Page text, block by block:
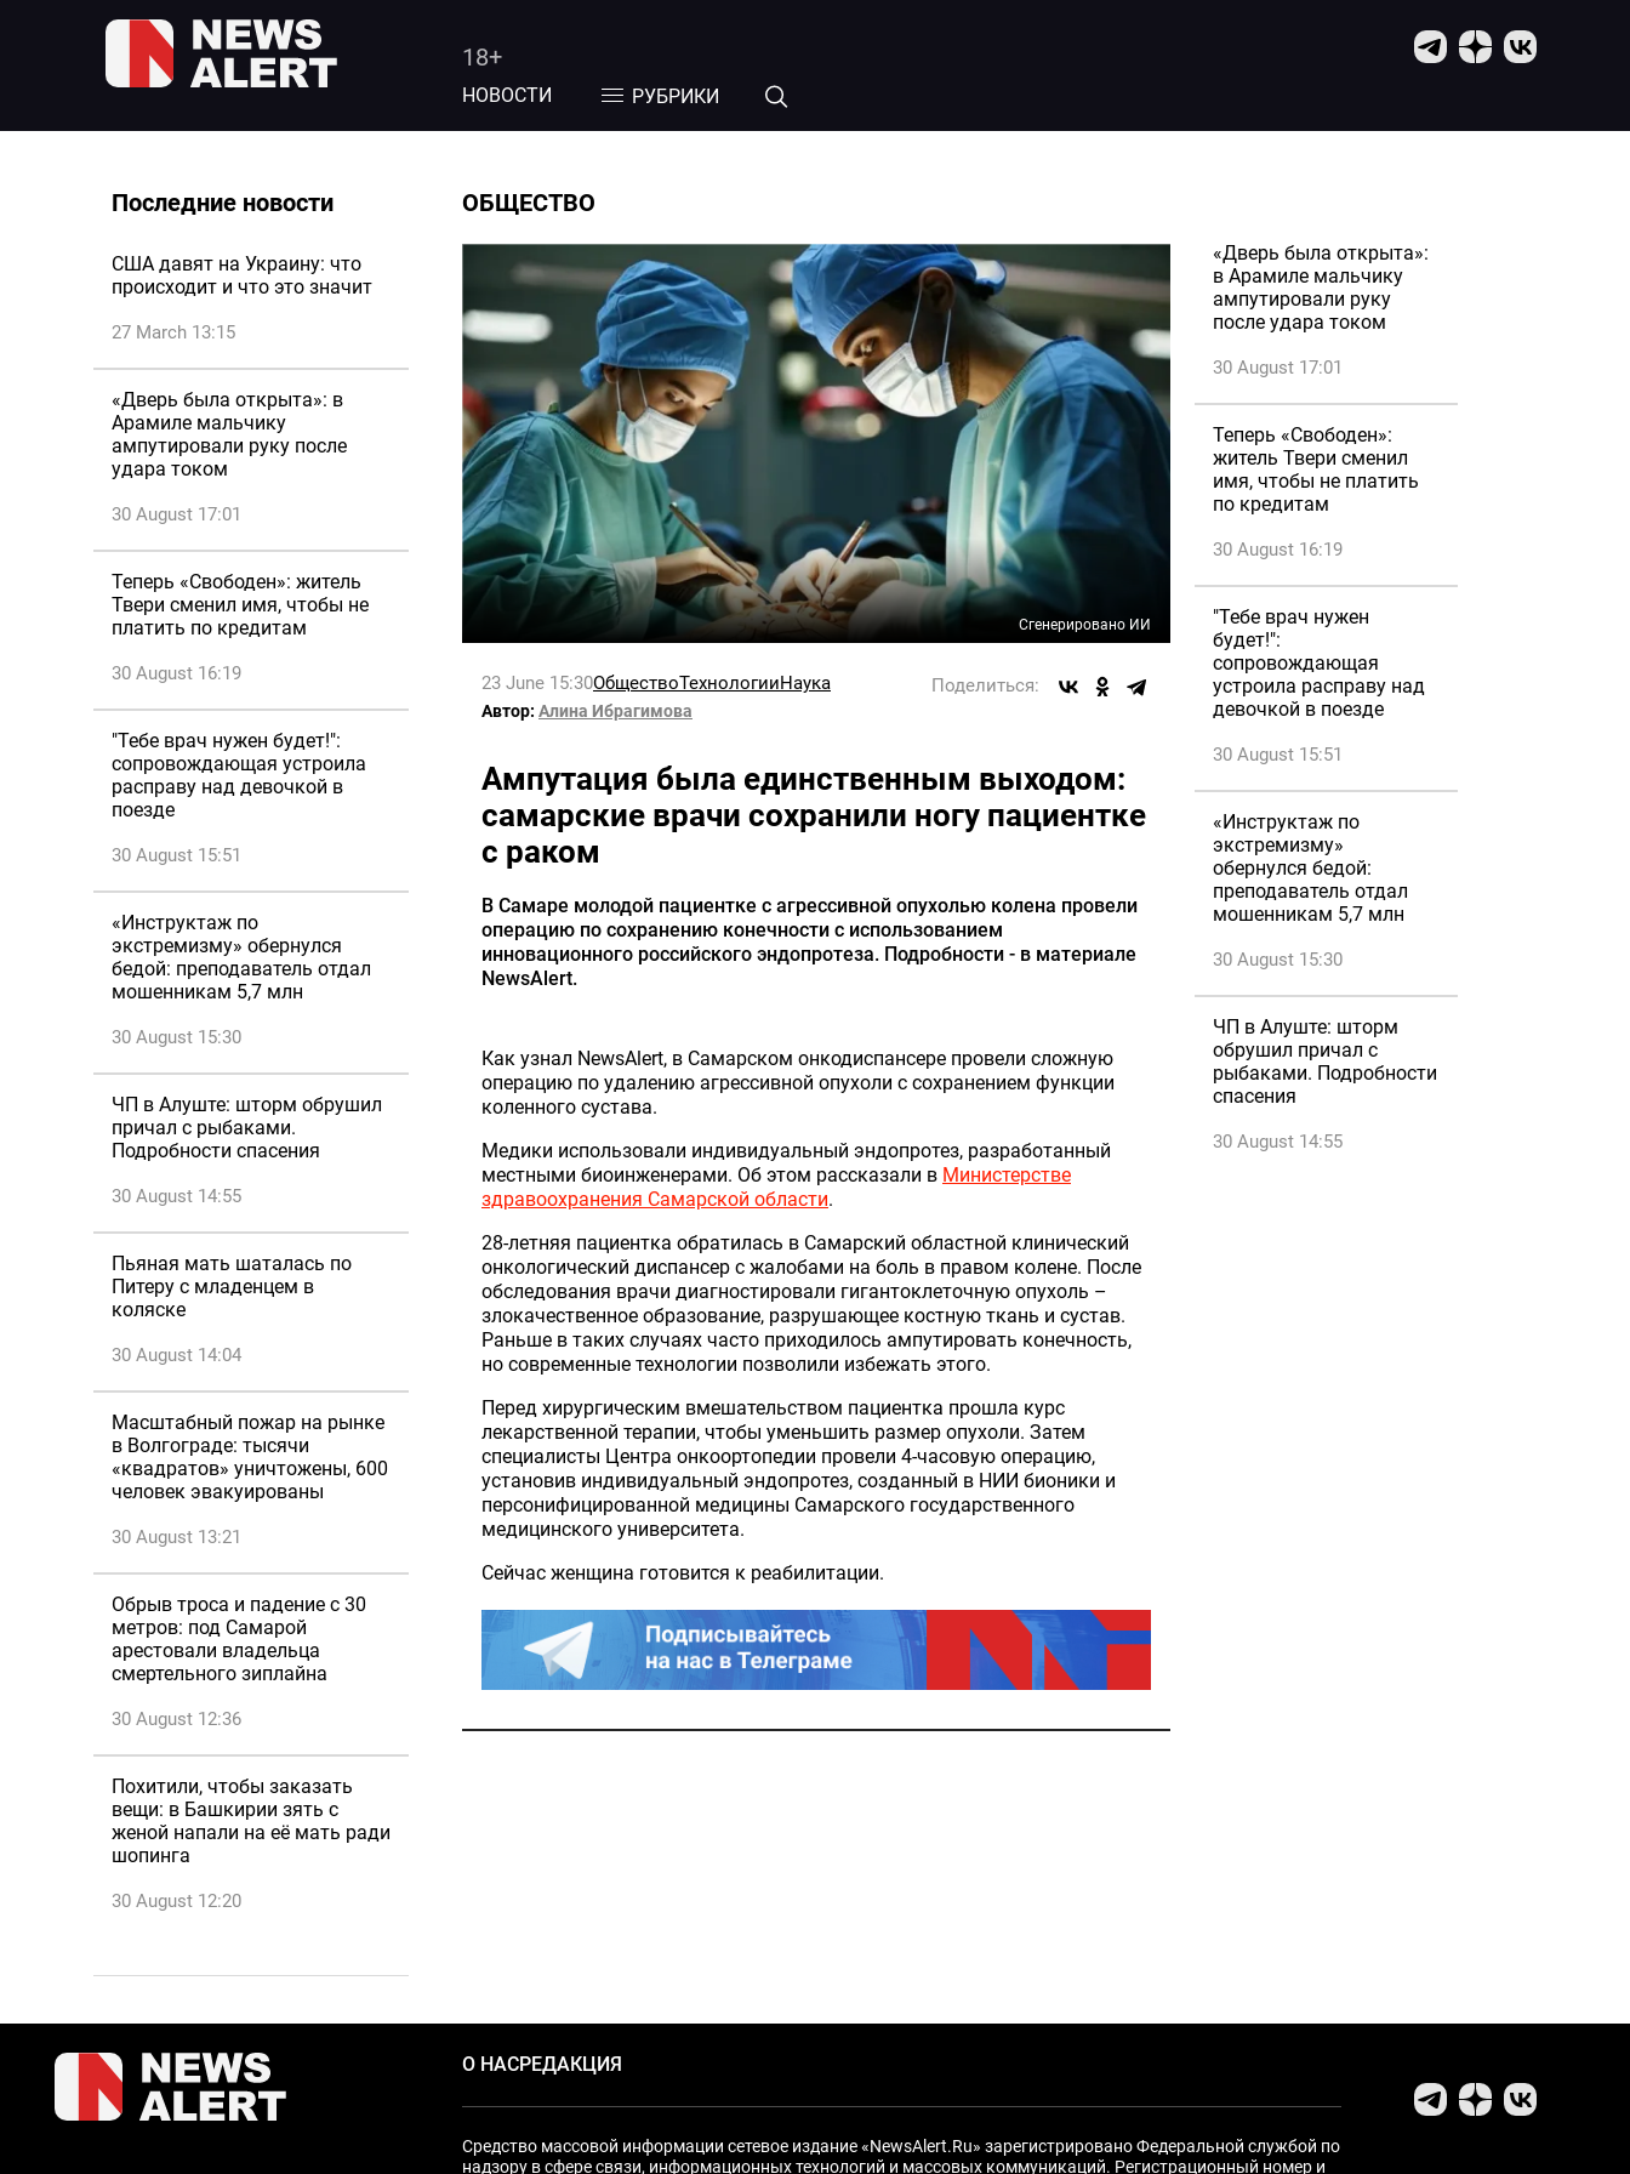
18+
НОВОСТИ РУБРИКИ
Последние новости
США давят на Украину: что
происходит и что это значит
27 March 13:15
«Дверь была открыта»: в
Арамиле мальчику
ампутировали руку после
удара током
30 August 17:01
Теперь «Свободен»: житель
Твери сменил имя, чтобы не
платить по кредитам
30 August 16:19
"Тебе врач нужен будет!":
сопровождающая устроила
расправу над девочкой в
поезде
30 August 15:51
«Инструктаж по
экстремизму» обернулся
бедой: преподаватель отдал
мошенникам 5,7 млн
30 August 15:30
ЧП в Алуште: шторм обрушил
причал с рыбаками.
Подробности спасения
30 August 14:55
Пьяная мать шаталась по
Питеру с младенцем в
коляске
30 August 14:04
Масштабный пожар на рынке
в Волгограде: тысячи
«квадратов» уничтожены, 600
человек эвакуированы
30 August 13:21
Обрыв троса и падение с 30
метров: под Самарой
арестовали владельца
смертельного зиплайна
30 August 12:36
Похитили, чтобы заказать
вещи: в Башкирии зять с
женой напали на её мать ради
шопинга
30 August 12:20
ОБЩЕСТВО
Сгенерировано ИИ
23 June 15:30ОбществоТехнологииНаука Поделиться:
Автор: Алина Ибрагимова
Ампутация была единственным выходом:
самарские врачи сохранили ногу пациентке
с раком
В Самаре молодой пациентке с агрессивной опухолью колена провели
операцию по сохранению конечности с использованием
инновационного российского эндопротеза. Подробности - в материале
NewsAlert.
Как узнал NewsAlert, в Самарском онкодиспансере провели сложную
операцию по удалению агрессивной опухоли с сохранением функции
коленного сустава.
Медики использовали индивидуальный эндопротез, разработанный
местными биоинженерами. Об этом рассказали в Министерстве
здравоохранения Самарской области.
28-летняя пациентка обратилась в Самарский областной клинический
онкологический диспансер с жалобами на боль в правом колене. После
обследования врачи диагностировали гигантоклеточную опухоль –
злокачественное образование, разрушающее костную ткань и сустав.
Раньше в таких случаях часто приходилось ампутировать конечность,
но современные технологии позволили избежать этого.
Перед хирургическим вмешательством пациентка прошла курс
лекарственной терапии, чтобы уменьшить размер опухоли. Затем
специалисты Центра онкоортопедии провели 4-часовую операцию,
установив индивидуальный эндопротез, созданный в НИИ бионики и
персонифицированной медицины Самарского государственного
медицинского университета.
Сейчас женщина готовится к реабилитации.
«Дверь была открыта»:
в Арамиле мальчику
ампутировали руку
после удара током
30 August 17:01
Теперь «Свободен»:
житель Твери сменил
имя, чтобы не платить
по кредитам
30 August 16:19
"Тебе врач нужен
будет!":
сопровождающая
устроила расправу над
девочкой в поезде
30 August 15:51
«Инструктаж по
экстремизму»
обернулся бедой:
преподаватель отдал
мошенникам 5,7 млн
30 August 15:30
ЧП в Алуште: шторм
обрушил причал с
рыбаками. Подробности
спасения
30 August 14:55
О НАСРЕДАКЦИЯ
Средство массовой информации сетевое издание «NewsAlert.Ru» зарегистрировано Федеральной службой по
надзору в сфере связи, информационных технологий и массовых коммуникаций. Регистрационный номер и